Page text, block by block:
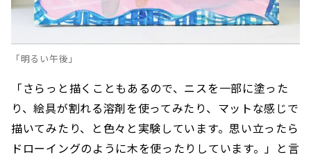
「明るい午後」
「さらっと描くこともあるので、ニスを一部に塗った
り、絵具が割れる溶剤を使ってみたり、マットな感じで
描いてみたり、と色々と実験しています。思い立ったら
ドローイングのように木を使ったりしています。」と言